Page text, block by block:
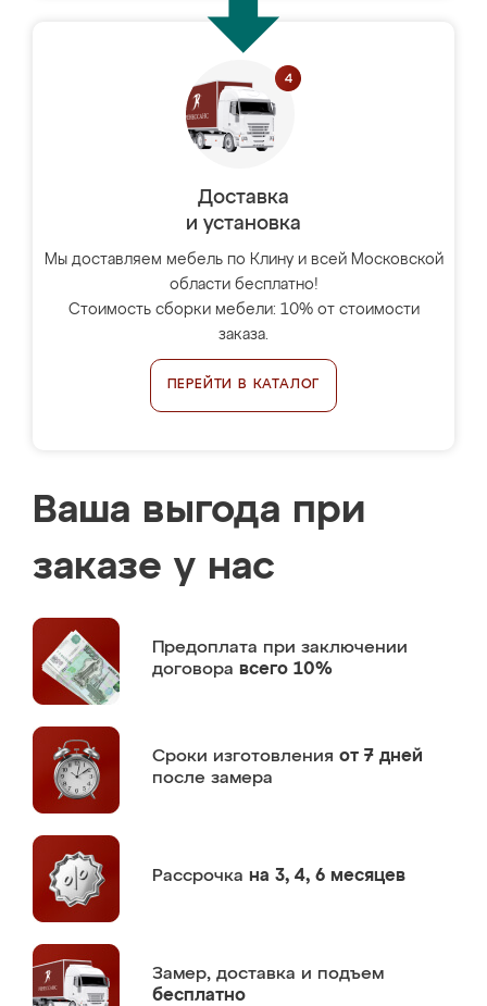
Доставка
и установка
Мы доставляем мебель по Клину и всей Московской
области бесплатно!
Стоимость сборки мебели: 10% от стоимости
заказа.
ПЕРЕЙТИ В КАТАЛОГ
Ваша выгода при
заказе у нас
Предоплата при заключении
договора всего 10%
Сроки изготовления от 7 дней
после замера
Рассрочка на 3, 4, 6 месяцев
Замер, доставка и подъем
бесплатно